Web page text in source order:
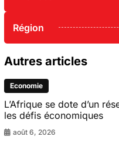
Région
Autres articles
Economie
L’Afrique se dote d’un
les défis économiques
août 6, 2026